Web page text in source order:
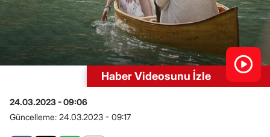
Haber Videosunu İzle
24.03.2023 - 09:06
Güncelleme: 24.03.2023 - 09:17